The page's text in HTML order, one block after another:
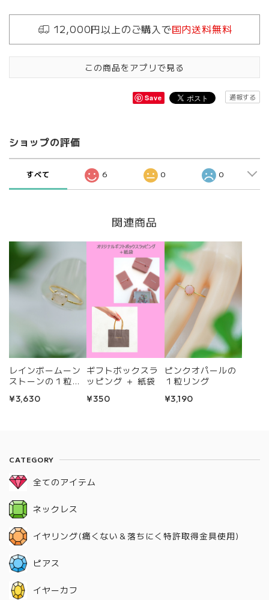
12,000円以上のご購入で国内送料無料
この商品をアプリで見る
Save 通報する
ショップの評価
すべて 6 0 0
関連商品
レインボームーン
ストーンの１粒リ
¥3,630
ギフトボックスラ
ッピング ＋ 紙袋
¥350
ピンクオパールの
１粒リング
¥3,190
CATEGORY
全てのアイテム
ネックレス
イヤリング(痛くない＆落ちにく特許取得金具使用)
ピアス
イヤーカフ